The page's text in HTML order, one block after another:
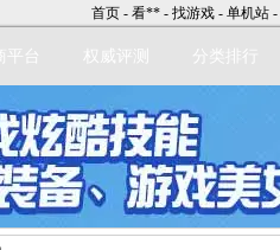
首页 - 看** - 找游戏 - 单机站 -
平台 权威评测 分类排行